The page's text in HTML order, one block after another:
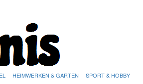
HEIMWERKEN & GARTEN SPORT & HOBBY